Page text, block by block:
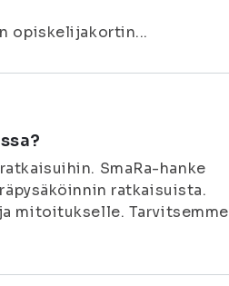
opiskelijakortin...
SmaRa-hanke
ratkaisuista.
mitoitukselle. Tarvitsemme